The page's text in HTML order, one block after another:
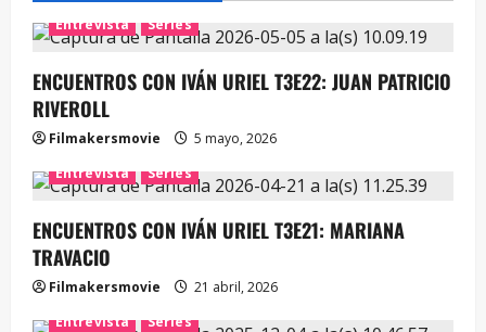
Entrevista Series
ENCUENTROS CON IVÁN URIEL T3E22: JUAN PATRICIO
RIVEROLL
Filmakersmovie
5 mayo, 2026
Entrevista
Series
ENCUENTROS CON IVÁN URIEL T3E21: MARIANA
TRAVACIO
Filmakersmovie
21 abril, 2026
Entrevista
Series